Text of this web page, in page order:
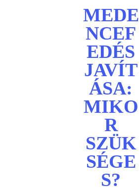
MEDE
NCEF
EDÉS
JAVÍT
ÁSA:
MIKO
R
SZÜK
SÉGE
S?